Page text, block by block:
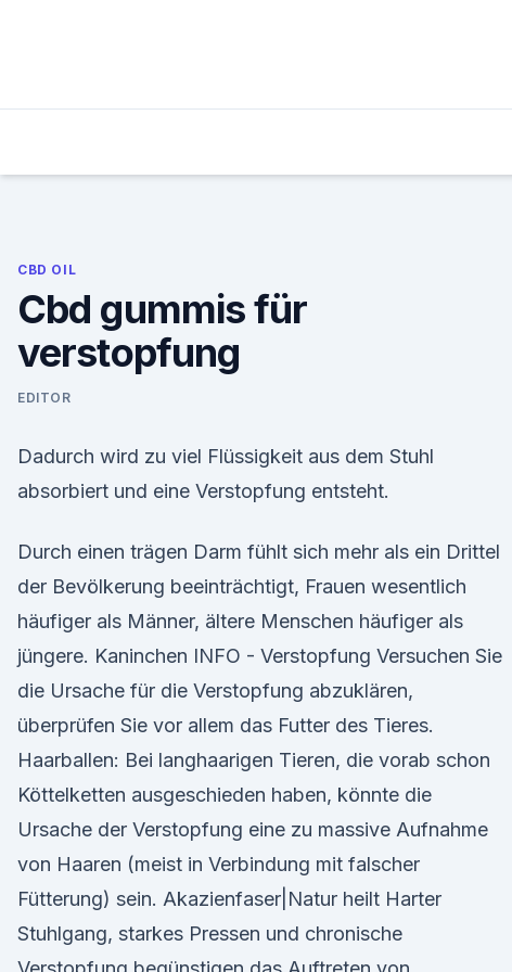
CBD OIL
Cbd gummis für
verstopfung
EDITOR
Dadurch wird zu viel Flüssigkeit aus dem Stuhl
absorbiert und eine Verstopfung entsteht.
Durch einen trägen Darm fühlt sich mehr als ein Drittel
der Bevölkerung beeinträchtigt, Frauen wesentlich
häufiger als Männer, ältere Menschen häufiger als
jüngere. Kaninchen INFO - Verstopfung Versuchen Sie
die Ursache für die Verstopfung abzuklären,
überprüfen Sie vor allem das Futter des Tieres.
Haarballen: Bei langhaarigen Tieren, die vorab schon
Köttelketten ausgeschieden haben, könnte die
Ursache der Verstopfung eine zu massive Aufnahme
von Haaren (meist in Verbindung mit falscher
Fütterung) sein. Akazienfaser|Natur heilt Harter
Stuhlgang, starkes Pressen und chronische